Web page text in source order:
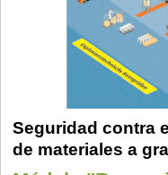
Seguridad contra
de materiales a